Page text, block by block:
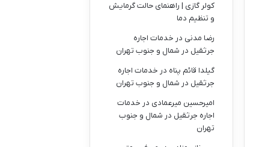
کولر گازی | راهنمای حالت گرمایش
و تنظیم دما
رضا مدنی در خدمات اجاره
جرثقیل در شمال و جنوب تهران
گیلدا قائم پناه در خدمات اجاره
جرثقیل در شمال و جنوب تهران
امیرحسین میرعمادی در خدمات
اجاره جرثقیل در شمال و جنوب
تهران